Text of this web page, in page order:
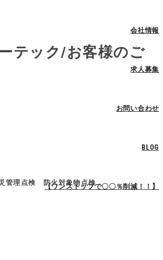
会社情報
求人募集
お問い合わせ
BLOG
【ワンストップで〇〇％削減！！】
テック/お客様のご
理点検 防火対象物点検